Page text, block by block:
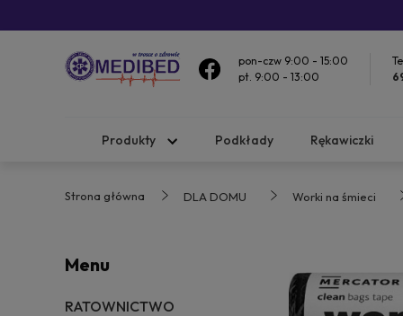
pon-czw 9:00 - 15:00
pt. 9:00 - 13:00
Produkty Podkłady Rękawiczki
Strona główna DLA DOMU Worki na śmieci
Menu
RATOWNICTWO